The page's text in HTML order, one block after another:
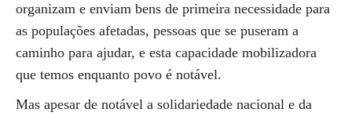
organizam e enviam bens de primeira necessidade para
as populações afetadas, pessoas que se puseram a
caminho para ajudar, e esta capacidade mobilizadora
que temos enquanto povo é notável.
Mas apesar de notável a solidariedade nacional e da